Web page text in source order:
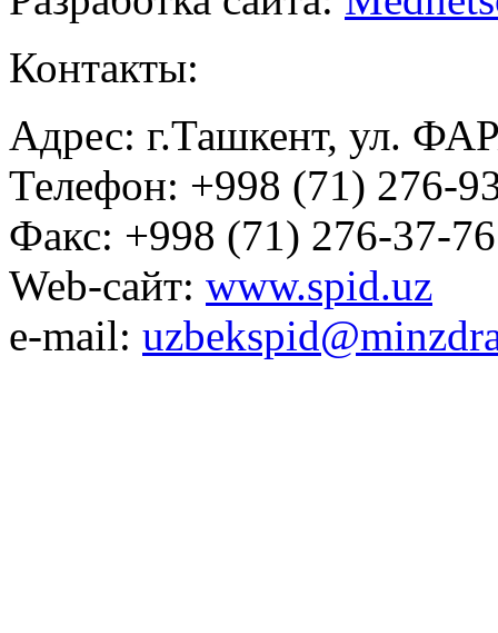
Контакты:
Адрес: г.Ташкент, ул.
Телефон: +998 (71) 276-
Факс: +998 (71) 276-37-76
Web-сайт: www.spid.uz
e-mail: